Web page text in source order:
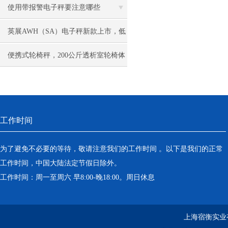
使用带报警电子秤要注意哪些
英展AWH（SA）电子秤新款上市，低
价冲市场
便携式轮椅秤，200公斤透析室轮椅体
工作时间
为了避免不必要的等待，敬请注意我们的工作时间 。以下是我们的正常
工作时间，中国大陆法定节假日除外。
工作时间：周一至周六 早8:00-晚18:00。周日休息
上海宿衡实